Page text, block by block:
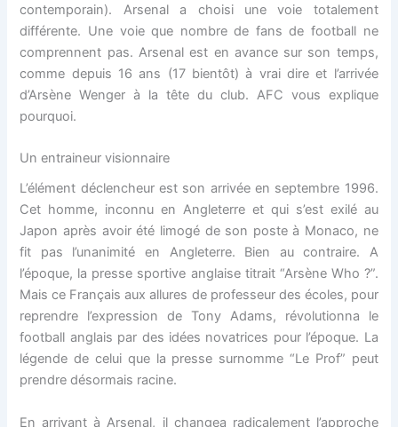
contemporain). Arsenal a choisi une voie totalement
différente. Une voie que nombre de fans de football ne
comprennent pas. Arsenal est en avance sur son temps,
comme depuis 16 ans (17 bientôt) à vrai dire et l’arrivée
d’Arsène Wenger à la tête du club. AFC vous explique
pourquoi.
Un entraineur visionnaire
L’élément déclencheur est son arrivée en septembre 1996.
Cet homme, inconnu en Angleterre et qui s’est exilé au
Japon après avoir été limogé de son poste à Monaco, ne
fit pas l’unanimité en Angleterre. Bien au contraire. A
l’époque, la presse sportive anglaise titrait “Arsène Who ?”.
Mais ce Français aux allures de professeur des écoles, pour
reprendre l’expression de Tony Adams, révolutionna le
football anglais par des idées novatrices pour l’époque. La
légende de celui que la presse surnomme “Le Prof” peut
prendre désormais racine.
En arrivant à Arsenal, il changea radicalement l’approche